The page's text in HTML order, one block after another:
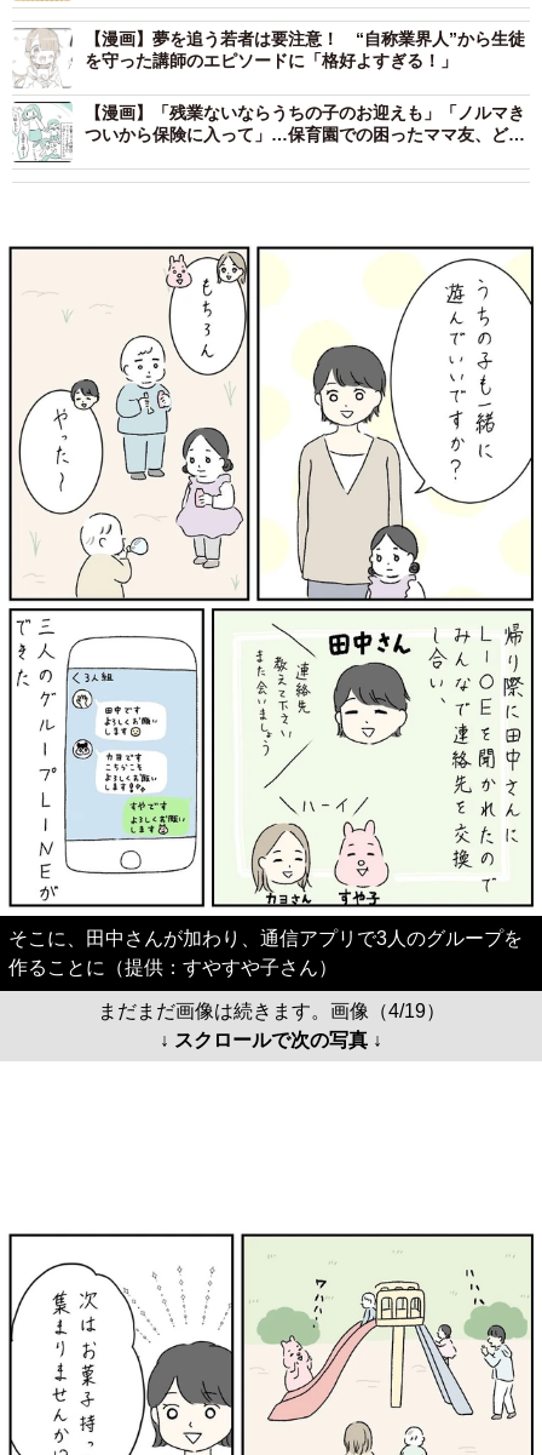
【漫画】夢を追う若者は要注意！ “自称業界人”から生徒
を守った講師のエピソードに「格好よすぎる！」
【漫画】「残業ないならうちの子のお迎えも」「ノルマき
ついから保険に入って」…保育園での困ったママ友、どう
そこに、田中さんが加わり、通信アプリで3人のグループを
作ることに（提供：すやすや子さん）
まだまだ画像は続きます。画像（4/19）
↓ スクロールで次の写真 ↓